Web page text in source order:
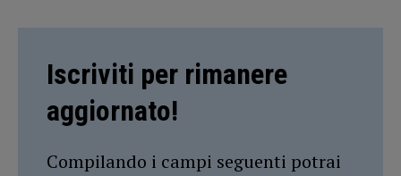
Iscriviti per rimanere
aggiornato!
Compilando i campi seguenti potrai